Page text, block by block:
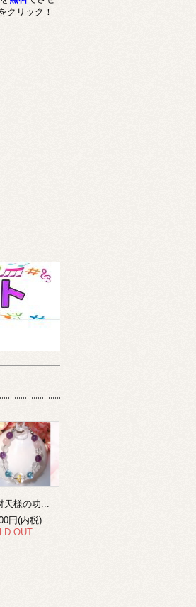
クリック！
弁財天様の功徳を得る梵字ブレスレット１
円(内税)
OUT